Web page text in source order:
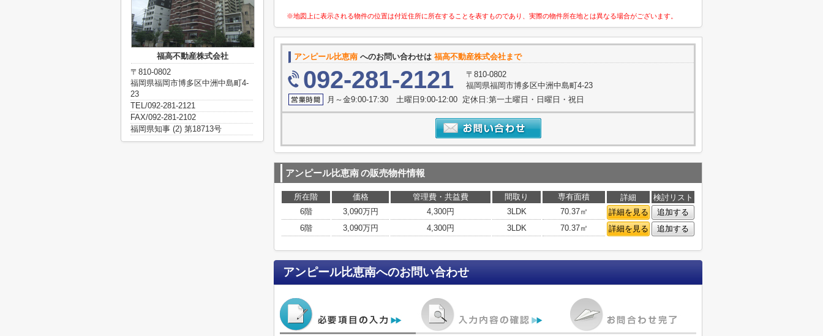
※地図上に表示される物件の位置は付近住所に所在することを表すものであり、実際の物件所在地とは異なる場合がございます。
アンピール比恵南 へのお問い合わせは 福高不動産株式会社まで
092-281-2121
〒810-0802
福岡県福岡市博多区中洲中島町4-23
月～金9:00-17:30 土曜日9:00-12:00 定休日:第一土曜日・日曜日・祝日
アンピール比恵南の販売物件情報
所在階 価格 管理費・共益費 間取り 専有面積 詳細
検討リスト
6階
3,090万円 4,300円 3LDK 70.37㎡ 詳細を見る
追加する
6階
3,090万円 4,300円 3LDK 70.37㎡ 詳細を見る 追加する
アンピール比恵南へのお問い合わせ
福高不動産株式会社
〒810-0802
福岡県福岡市博多区中洲中島町4-
23
TEL/092-281-2121
FAX/092-281-2102
福岡県知事 (2) 第18713号